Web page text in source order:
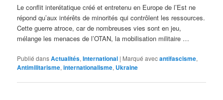
Le conflit interétatique créé et entretenu en Europe de l’Est ne
répond qu’aux intérêts de minorités qui contrôlent les ressources.
Cette guerre atroce, car de nombreuses vies sont en jeu,
mélange les menaces de l’OTAN, la mobilisation militaire …
Publié dansActualités,International | Marqué avecantifascisme,
Antimilitarisme,internationalisme, Ukraine